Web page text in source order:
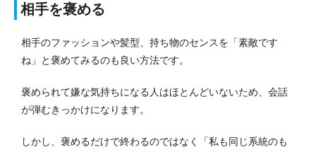
相手を褒める
相手のファッションや髪型、持ち物のセンスを「素敵です
ね」と褒めてみるのも良い方法です。
褒められて嫌な気持ちになる人はほとんどいないため、会話
が弾むきっかけになります。
しかし、褒めるだけで終わるのではなく「私も同じ系統のも